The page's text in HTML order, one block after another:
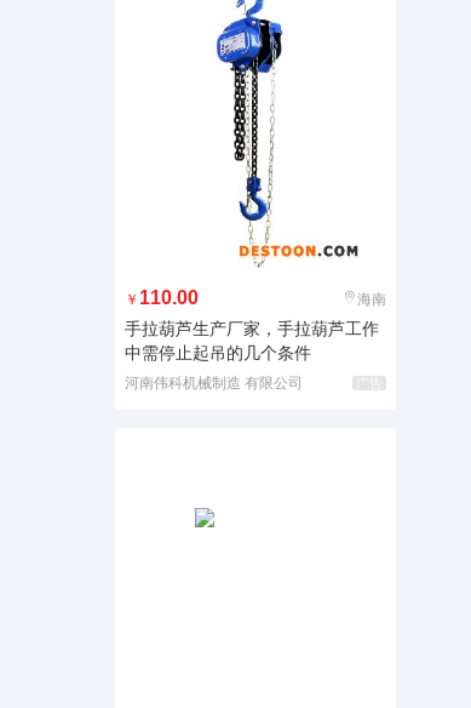
￥ 110.00 海南
手拉葫芦生产厂家，手拉葫芦工作
中需停止起吊的几个条件
河南伟科机械制造 有限公司 广告